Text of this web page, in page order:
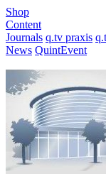
Shop
Content
Journals q.tv praxis
News QuintEvent